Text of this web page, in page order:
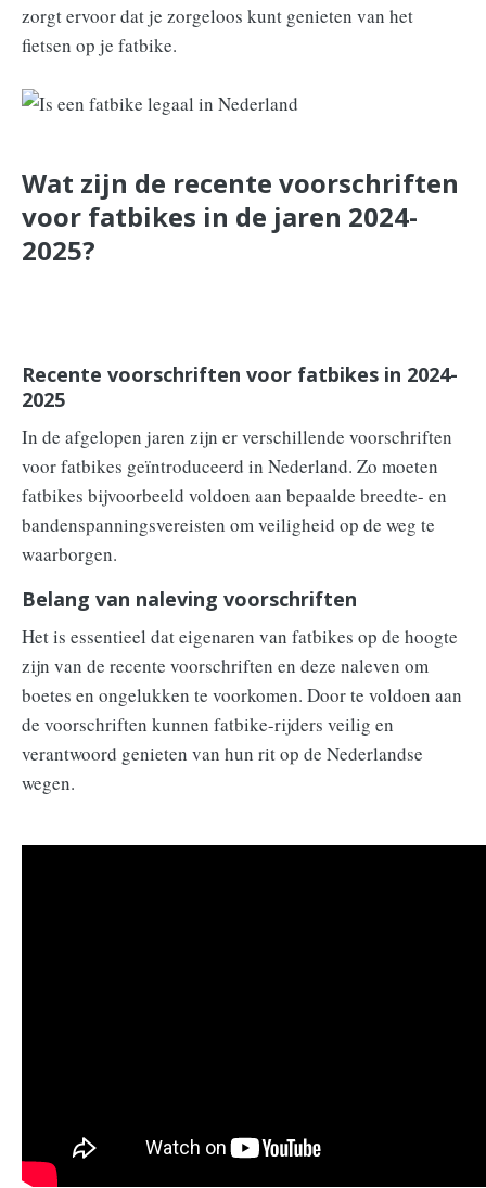
zorgt ervoor dat je zorgeloos kunt genieten van het
fietsen op je fatbike.
Wat zijn de recente voorschriften
voor fatbikes in de jaren 2024-
2025?
Recente voorschriften voor fatbikes in 2024-
2025
In de afgelopen jaren zijn er verschillende voorschriften
voor fatbikes geïntroduceerd in Nederland. Zo moeten
fatbikes bijvoorbeeld voldoen aan bepaalde breedte- en
bandenspanningsvereisten om veiligheid op de weg te
waarborgen.
Belang van naleving voorschriften
Het is essentieel dat eigenaren van fatbikes op de hoogte
zijn van de recente voorschriften en deze naleven om
boetes en ongelukken te voorkomen. Door te voldoen aan
de voorschriften kunnen fatbike-rijders veilig en
verantwoord genieten van hun rit op de Nederlandse
wegen.